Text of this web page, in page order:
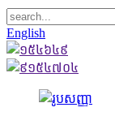
English